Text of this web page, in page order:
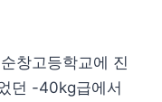
창고등학교에 진
던 -40kg급에서